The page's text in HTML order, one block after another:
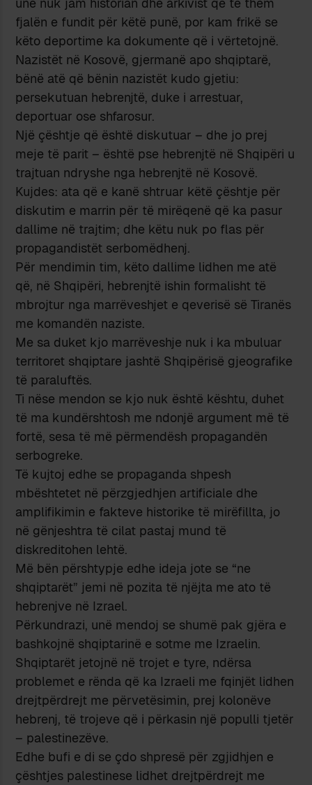
unë nuk jam historian dhe arkivist që të them
fjalën e fundit për këtë punë, por kam frikë se
këto deportime ka dokumente që i vërtetojnë.
Nazistët në Kosovë, gjermanë apo shqiptarë,
bënë atë që bënin nazistët kudo gjetiu:
persekutuan hebrenjtë, duke i arrestuar,
deportuar ose shfarosur.
Një çështje që është diskutuar – dhe jo prej
meje të parit – është pse hebrenjtë në Shqipëri u
trajtuan ndryshe nga hebrenjtë në Kosovë.
Kujdes: ata që e kanë shtruar këtë çështje për
diskutim e marrin për të mirëqenë që ka pasur
dallime në trajtim; dhe këtu nuk po flas për
propagandistët serbomëdhenj.
Për mendimin tim, këto dallime lidhen me atë
që, në Shqipëri, hebrenjtë ishin formalisht të
mbrojtur nga marrëveshjet e qeverisë së Tiranës
me komandën naziste.
Me sa duket kjo marrëveshje nuk i ka mbuluar
territoret shqiptare jashtë Shqipërisë gjeografike
të paraluftës.
Ti nëse mendon se kjo nuk është kështu, duhet
të ma kundërshtosh me ndonjë argument më të
fortë, sesa të më përmendësh propagandën
serbogreke.
Të kujtoj edhe se propaganda shpesh
mbështetet në përzgjedhjen artificiale dhe
amplifikimin e fakteve historike të mirëfillta, jo
në gënjeshtra të cilat pastaj mund të
diskreditohen lehtë.
Më bën përshtypje edhe ideja jote se “ne
shqiptarët” jemi në pozita të njëjta me ato të
hebrenjve në Izrael.
Përkundrazi, unë mendoj se shumë pak gjëra e
bashkojnë shqiptarinë e sotme me Izraelin.
Shqiptarët jetojnë në trojet e tyre, ndërsa
problemet e rënda që ka Izraeli me fqinjët lidhen
drejtpërdrejt me përvetësimin, prej kolonëve
hebrenj, të trojeve që i përkasin një populli tjetër
– palestinezëve.
Edhe bufi e di se çdo shpresë për zgjidhjen e
çështjes palestinese lidhet drejtpërdrejt me